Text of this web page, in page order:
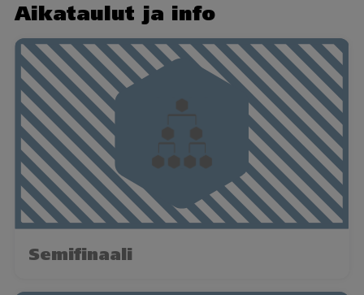
Aikataulut ja info
Semifinaali